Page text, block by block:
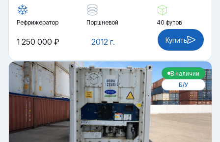
Рефрижератор Поршневой 40 футов
2012 г.
1 250 000 ₽ Купить
В наличии
Б/У